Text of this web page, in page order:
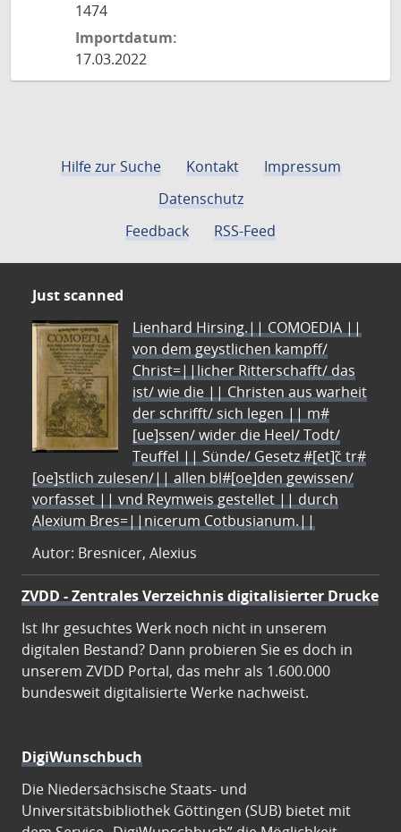
1474
Importdatum:
17.03.2022
Hilfe zur Suche Kontakt
Impressum
Datenschutz
Feedback
RSS-Feed
Just scanned
Lienhard Hirsing.|| COMOEDIA ||
von dem geystlichen kampff/
Christ=||licher Ritterschafft/ das
ist/ wie die || Christen aus warheit
der schrifft/ sich legen || m#
[ue]ssen/ wider die Heel/ Todt/
Teuffel || Sünde/ Gesetz #[et]c̃ tr#
[oe]stlich zulesen/|| allen bl#[oe]den gewissen/
vorfasset || vnd Reymweis gestellet || durch
Alexium Bres=||nicerum Cotbusianum.||
Autor: Bresnicer, Alexius
ZVDD - Zentrales Verzeichnis digitalisierter Drucke
Ist Ihr gesuchtes Werk noch nicht in unserem
digitalen Bestand? Dann probieren Sie es doch in
unserem ZVDD Portal, das mehr als 1.600.000
bundesweit digitalisierte Werke nachweist.
DigiWunschbuch
Die Niedersächsische Staats- und
Universitätsbibliothek Göttingen (SUB) bietet mit